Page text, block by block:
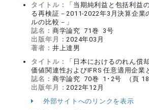
タイトル：
「当期純利益と包括利益
る再検証－2011-2022年3月決算企業
ルの比較－」
誌名： 商学論究 71巻 3号
出版年月： 2024年03月
著者： 井上達男
タイトル：
「日本におけるのれん償
価値関連性およびIFRS 任意適用企業
誌名： 商学論究 70巻 1･2号 （頁
出版年月： 2022年12月
外部サイトへのリンクを表示